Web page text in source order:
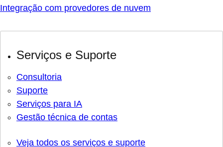
Integração com provedores de nuvem
Serviços e Suporte
Consultoria
Suporte
Serviços para IA
Gestão técnica de contas
Veja todos os serviços e suporte